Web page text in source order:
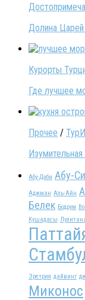
Долина Царей
Курорты
Где лучшее
Прочее /
Абу-Даби Абу-
Аджман Аль-Айн
Белек Бодрум
Кушадасы
Эретрия дайвинг
Миконос